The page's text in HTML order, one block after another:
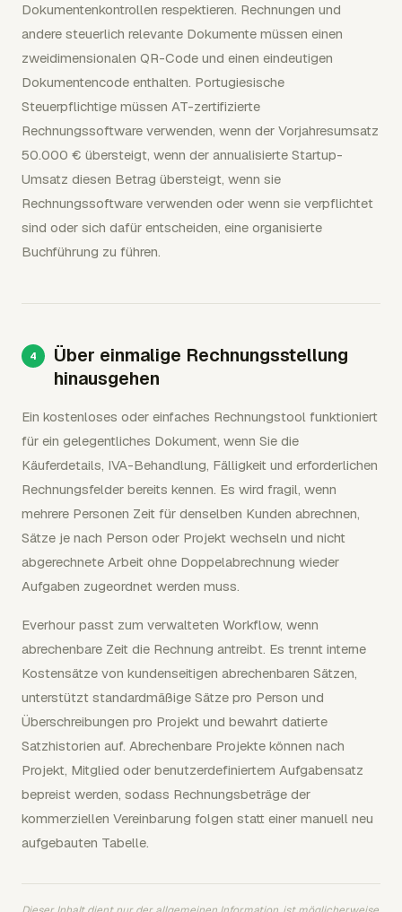
Dokumentenkontrollen respektieren. Rechnungen und
andere steuerlich relevante Dokumente müssen einen
zweidimensionalen QR-Code und einen eindeutigen
Dokumentencode enthalten. Portugiesische
Steuerpflichtige müssen AT-zertifizierte
Rechnungssoftware verwenden, wenn der Vorjahresumsatz
50.000 € übersteigt, wenn der annualisierte Startup-
Umsatz diesen Betrag übersteigt, wenn sie
Rechnungssoftware verwenden oder wenn sie verpflichtet
sind oder sich dafür entscheiden, eine organisierte
Buchführung zu führen.
Über einmalige Rechnungsstellung
hinausgehen
Ein kostenloses oder einfaches Rechnungstool funktioniert
für ein gelegentliches Dokument, wenn Sie die
Käuferdetails, IVA-Behandlung, Fälligkeit und erforderlichen
Rechnungsfelder bereits kennen. Es wird fragil, wenn
mehrere Personen Zeit für denselben Kunden abrechnen,
Sätze je nach Person oder Projekt wechseln und nicht
abgerechnete Arbeit ohne Doppelabrechnung wieder
Aufgaben zugeordnet werden muss.
Everhour passt zum verwalteten Workflow, wenn
abrechenbare Zeit die Rechnung antreibt. Es trennt interne
Kostensätze von kundenseitigen abrechenbaren Sätzen,
unterstützt standardmäßige Sätze pro Person und
Überschreibungen pro Projekt und bewahrt datierte
Satzhistorien auf. Abrechenbare Projekte können nach
Projekt, Mitglied oder benutzerdefiniertem Aufgabensatz
bepreist werden, sodass Rechnungsbeträge der
kommerziellen Vereinbarung folgen statt einer manuell neu
aufgebauten Tabelle.